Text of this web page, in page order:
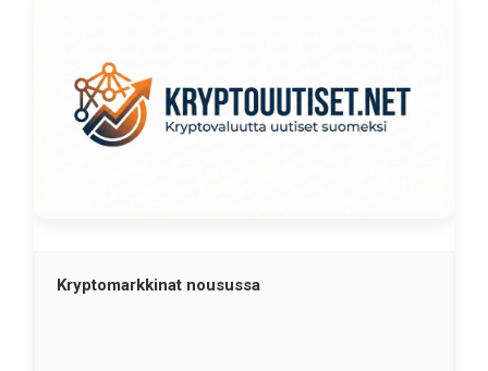
Kryptomarkkinat nousussa